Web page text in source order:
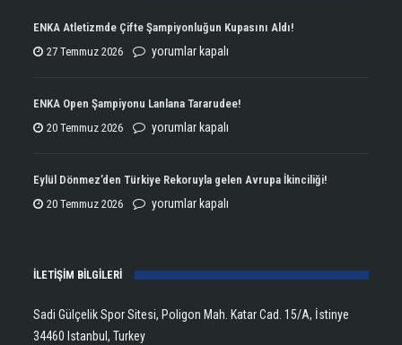
ENKA Atletizmde Çifte Şampiyonluğun Kupasını Aldı!
27 Temmuz 2026
ENKA
Çifte
Şampiyonluğun
yorumlar kapalı
ENKA Open Şampiyonu Lanlana Tararudee!
20 Temmuz 2026
ENKA
Şampiyonu
Lanlana
yorumlar kapalı
Eylül Dönmez’den Türkiye Rekoruyla gelen Avrupa İkinciliği!
20 Temmuz 2026
Eylül
Rekoruyla
Avrupa
yorumlar kapalı
İLETİŞİM BİLGİLERİ
Sadi Gülçelik Spor Sitesi, Poligon Mah. Katar Cad. 15/A, İstinye
34460 Istanbul, Turkey